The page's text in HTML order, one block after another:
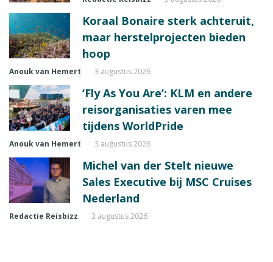
Koraal Bonaire sterk achteruit,
maar herstelprojecten bieden
hoop
Anouk van Hemert 3 augustus 2026
‘Fly As You Are’: KLM en andere
reisorganisaties varen mee
tijdens WorldPride
Anouk van Hemert 3 augustus 2026
Michel van der Stelt nieuwe
Sales Executive bij MSC Cruises
Nederland
Redactie Reisbizz 3 augustus 2026